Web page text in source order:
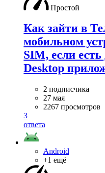
Простой
Как зайти в
мобильном
SIM, если
Desktop
2 подписчика
27 мая
2267 просмотров
3
ответа
Android
+1 ещё